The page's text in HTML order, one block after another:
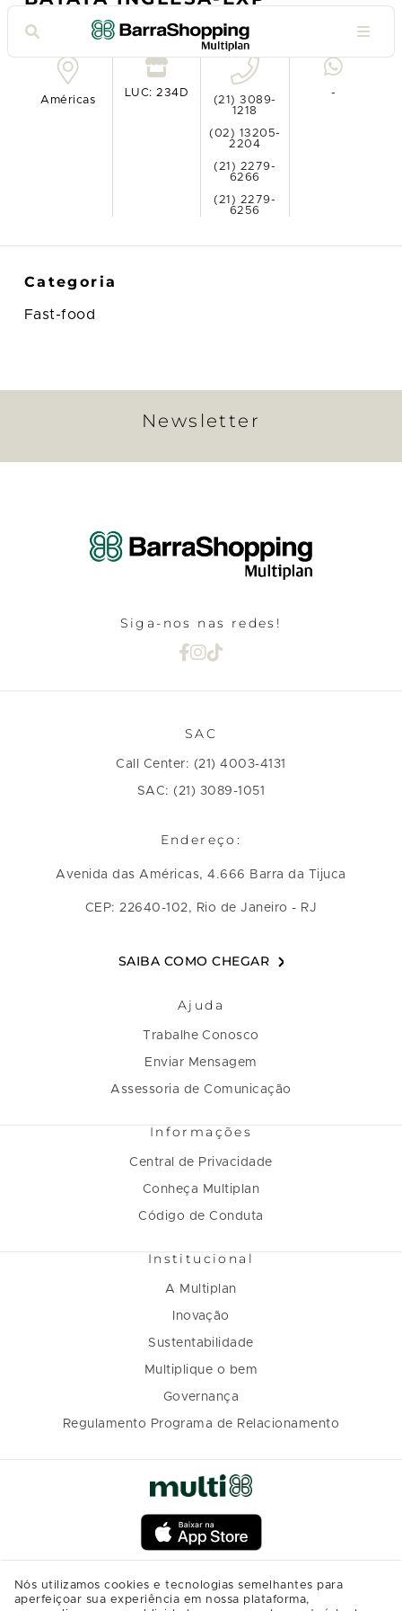
Ver no mapa
Américas
LUC: 234D
(21) 3089-
1218
(02) 13205-
2204
(21) 2279-
6266
(21) 2279-
6256
-
Categoria
Fast-food
Newsletter
Siga-nos nas redes!
SAC
Call Center: (21) 4003-4131
SAC: (21) 3089-1051
Endereço:
Avenida das Américas, 4.666 Barra da Tijuca
CEP: 22640-102, Rio de Janeiro - RJ
SAIBA COMO CHEGAR
Ajuda
Trabalhe Conosco
Enviar Mensagem
Assessoria de Comunicação
Informações
Central de Privacidade
Conheça Multiplan
Código de Conduta
Institucional
A Multiplan
Inovação
Sustentabilidade
Multiplique o bem
Governança
Regulamento Programa de Relacionamento
Nós utilizamos cookies e tecnologias semelhantes para
aperfeiçoar sua experiência em nossa plataforma,